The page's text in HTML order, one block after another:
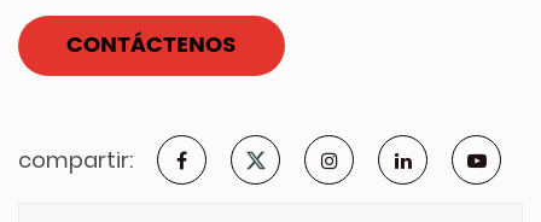
CONTÁCTENOS
compartir: